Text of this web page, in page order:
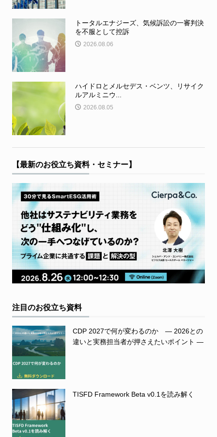
トータルエナジーズ、気候訴訟の一審判決
を不服として控訴
2026.08.06
ハイドロとメルセデス・ベンツ、リサイク
ルアルミニウ...
2026.08.05
【最新のお役立ち資料・セミナー】
注目のお役立ち資料
CDP 2027で何が変わるのか ― 2026との
違いと実務担当者が押さえたいポイント ―
TISFD Framework Beta v0.1を読み解く